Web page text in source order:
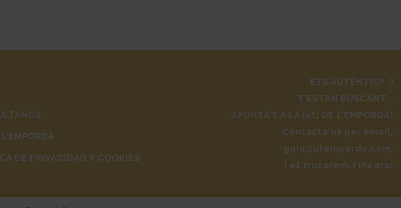
DE PRIVACIDAD Y COOKIES
ETS AUTÈNTIC? :)
T’ESTAN BUSCANT...
APUNTA’T A LA [ut] DE L’EMPORDÀ!
Contacta'ns per email,
guia@utemporda.com,
i et trucarem. Fins ara!